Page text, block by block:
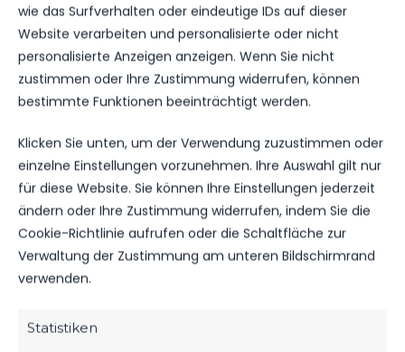
wie das Surfverhalten oder eindeutige IDs auf dieser
Website verarbeiten und personalisierte oder nicht
personalisierte Anzeigen anzeigen. Wenn Sie nicht
zustimmen oder Ihre Zustimmung widerrufen, können
bestimmte Funktionen beeinträchtigt werden.
Klicken Sie unten, um der Verwendung zuzustimmen oder
einzelne Einstellungen vorzunehmen. Ihre Auswahl gilt nur
für diese Website. Sie können Ihre Einstellungen jederzeit
ändern oder Ihre Zustimmung widerrufen, indem Sie die
Cookie-Richtlinie aufrufen oder die Schaltfläche zur
Verwaltung der Zustimmung am unteren Bildschirmrand
verwenden.
Statistiken
MANNSCHAFT BESITZ SPIELAUSGANG
BSC Preußen 07 Blankenfelde-Mahlow
SPIELSTATISTIKEN
FSV 63 LUCKENWALDE D2-JUGEND